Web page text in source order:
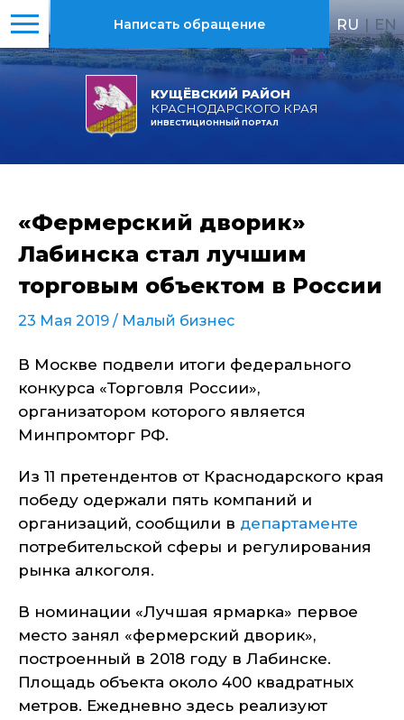
КУЩЁВСКИЙ РАЙОН
КРАСНОДАРСКОГО КРАЯ
ИНВЕСТИЦИОННЫЙ ПОРТАЛ
Написать обращение RU | EN
«Фермерский дворик»
Лабинска стал лучшим
торговым объектом в России
23 Мая 2019 / Малый бизнес
В Москве подвели итоги федерального
конкурса «Торговля России»,
организатором которого является
Минпромторг РФ.
Из 11 претендентов от Краснодарского края
победу одержали пять компаний и
организаций, сообщили в департаменте
потребительской сферы и регулирования
рынка алкоголя.
В номинации «Лучшая ярмарка» первое
место занял «фермерский дворик»,
построенный в 2018 году в Лабинске.
Площадь объекта около 400 квадратных
метров. Ежедневно здесь реализуют